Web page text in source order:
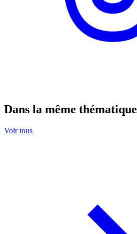
Dans la même thématique
Voir tous